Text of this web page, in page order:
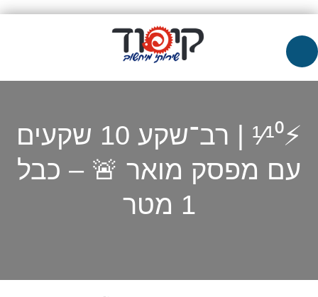
⚡¹⁄¹⁰ | רב־שקע 10 שקעים
עם מפסק מואר 🚨 – כבל
1 מטר